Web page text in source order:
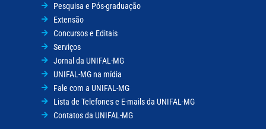
Pesquisa e Pós-graduação
Extensão
Concursos e Editais
Serviços
Jornal da UNIFAL-MG
UNIFAL-MG na mídia
Fale com a UNIFAL-MG
Lista de Telefones e E-mails da UNIFAL-MG
Contatos da UNIFAL-MG